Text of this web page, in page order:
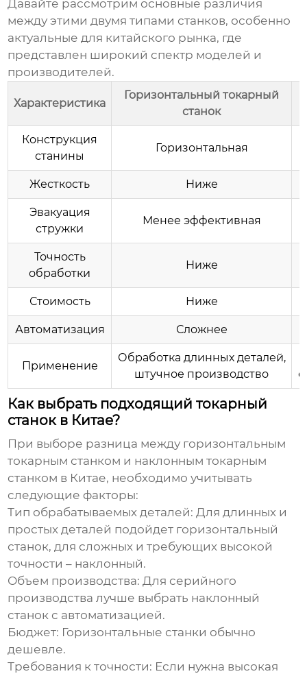
Давайте рассмотрим основные различия
между этими двумя типами станков, особенно
актуальные для китайского рынка, где
представлен широкий спектр моделей и
производителей.
Характеристика
Горизонтальный токарный
станок
Конструкция
станины
Горизонтальная
Жесткость Ниже
Эвакуация
стружки
Менее эффективная
Точность
обработки
Ниже
Стоимость Ниже
Автоматизация Сложнее
Применение
Обработка длинных деталей,
штучное производство
Как выбрать подходящий токарный
станок в Китае?
При выборе разница между горизонтальным
токарным станком и наклонным токарным
станком в Китае, необходимо учитывать
следующие факторы:
Тип обрабатываемых деталей: Для длинных и
простых деталей подойдет горизонтальный
станок, для сложных и требующих высокой
точности – наклонный.
Объем производства: Для серийного
производства лучше выбрать наклонный
станок с автоматизацией.
Бюджет: Горизонтальные станки обычно
дешевле.
Требования к точности: Если нужна высокая